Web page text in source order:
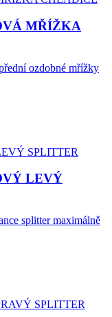
MŘÍŽKA
ozdobné mřížky
LEVÝ
splitter maximálně